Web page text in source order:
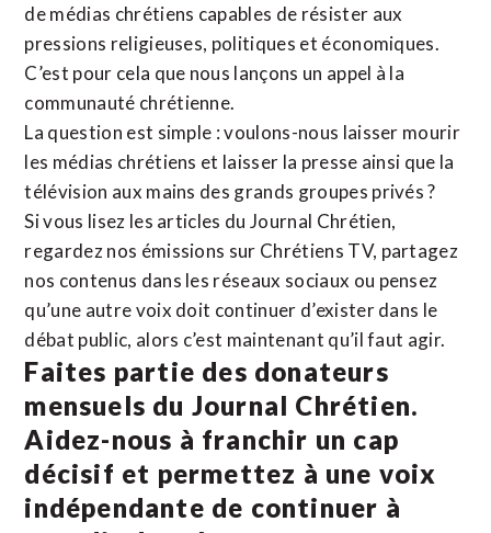
de médias chrétiens capables de résister aux
pressions religieuses, politiques et économiques.
C’est pour cela que nous lançons un appel à la
communauté chrétienne.
La question est simple : voulons-nous laisser mourir
les médias chrétiens et laisser la presse ainsi que la
télévision aux mains des grands groupes privés ?
Si vous lisez les articles du Journal Chrétien,
regardez nos émissions sur Chrétiens TV, partagez
nos contenus dans les réseaux sociaux ou pensez
qu’une autre voix doit continuer d’exister dans le
débat public, alors c’est maintenant qu’il faut agir.
Faites partie des donateurs
mensuels du Journal Chrétien.
Aidez-nous à franchir un cap
décisif et permettez à une voix
indépendante de continuer à